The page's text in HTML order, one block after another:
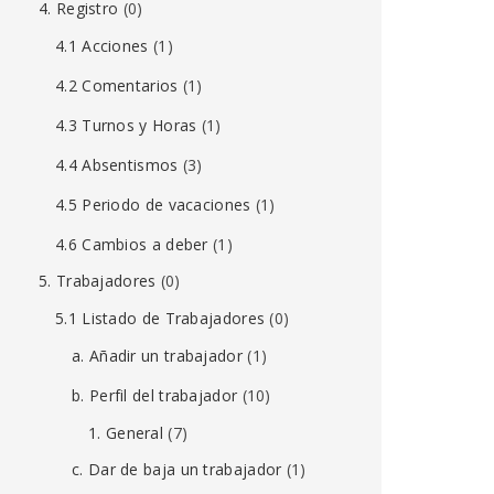
4. Registro (0)
4.1 Acciones (1)
4.2 Comentarios (1)
4.3 Turnos y Horas (1)
4.4 Absentismos (3)
4.5 Periodo de vacaciones (1)
4.6 Cambios a deber (1)
5. Trabajadores (0)
5.1 Listado de Trabajadores (0)
a. Añadir un trabajador(1)
b. Perfil del trabajador (10)
1. General (7)
c. Dar de baja un trabajador (1)